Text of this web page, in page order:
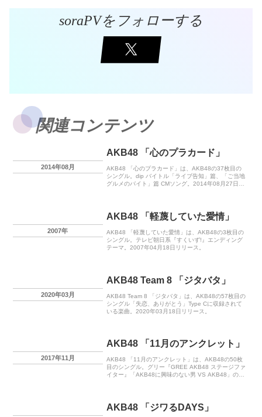
soraPVをフォローする
関連コンテンツ
2014年08月
AKB48 「心のプラカード」
AKB48 「心のプラカード」は、AKB48の37枚目の
シングル。dip バイトル「ライブ告知」篇、「ご当地
グルメのバイト」篇 CMソング。2014年08月27日リ
2007年
AKB48 「軽蔑していた愛情」
AKB48 「軽蔑していた愛情」は、AKB48の3枚目の
シングル。テレビ朝日系『すくいず!』エンディング
テーマ。2007年04月18日リリース。
2020年03月
AKB48 Team 8 「ジタバタ」
AKB48 Team 8 「ジタバタ」は、AKB48の57枚目の
シングル「失恋、ありがとう」Type Cに収録されて
いる楽曲。2020年03月18日リリース。
2017年11月
AKB48 「11月のアンクレット」
AKB48 「11月のアンクレット」は、AKB48の50枚
目のシングル。グリー『GREE AKB48 ステージファ
イター』「AKB48に興味のない男 VS AKB48」の
AKB48 「ジワるDAYS」